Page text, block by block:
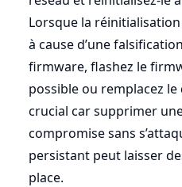
Lorsque la réinitialisation
à cause d’une
firmware, flashez le
possible ou remplacez
crucial car supprimer
compromise sans
persistant peut laisser
place.